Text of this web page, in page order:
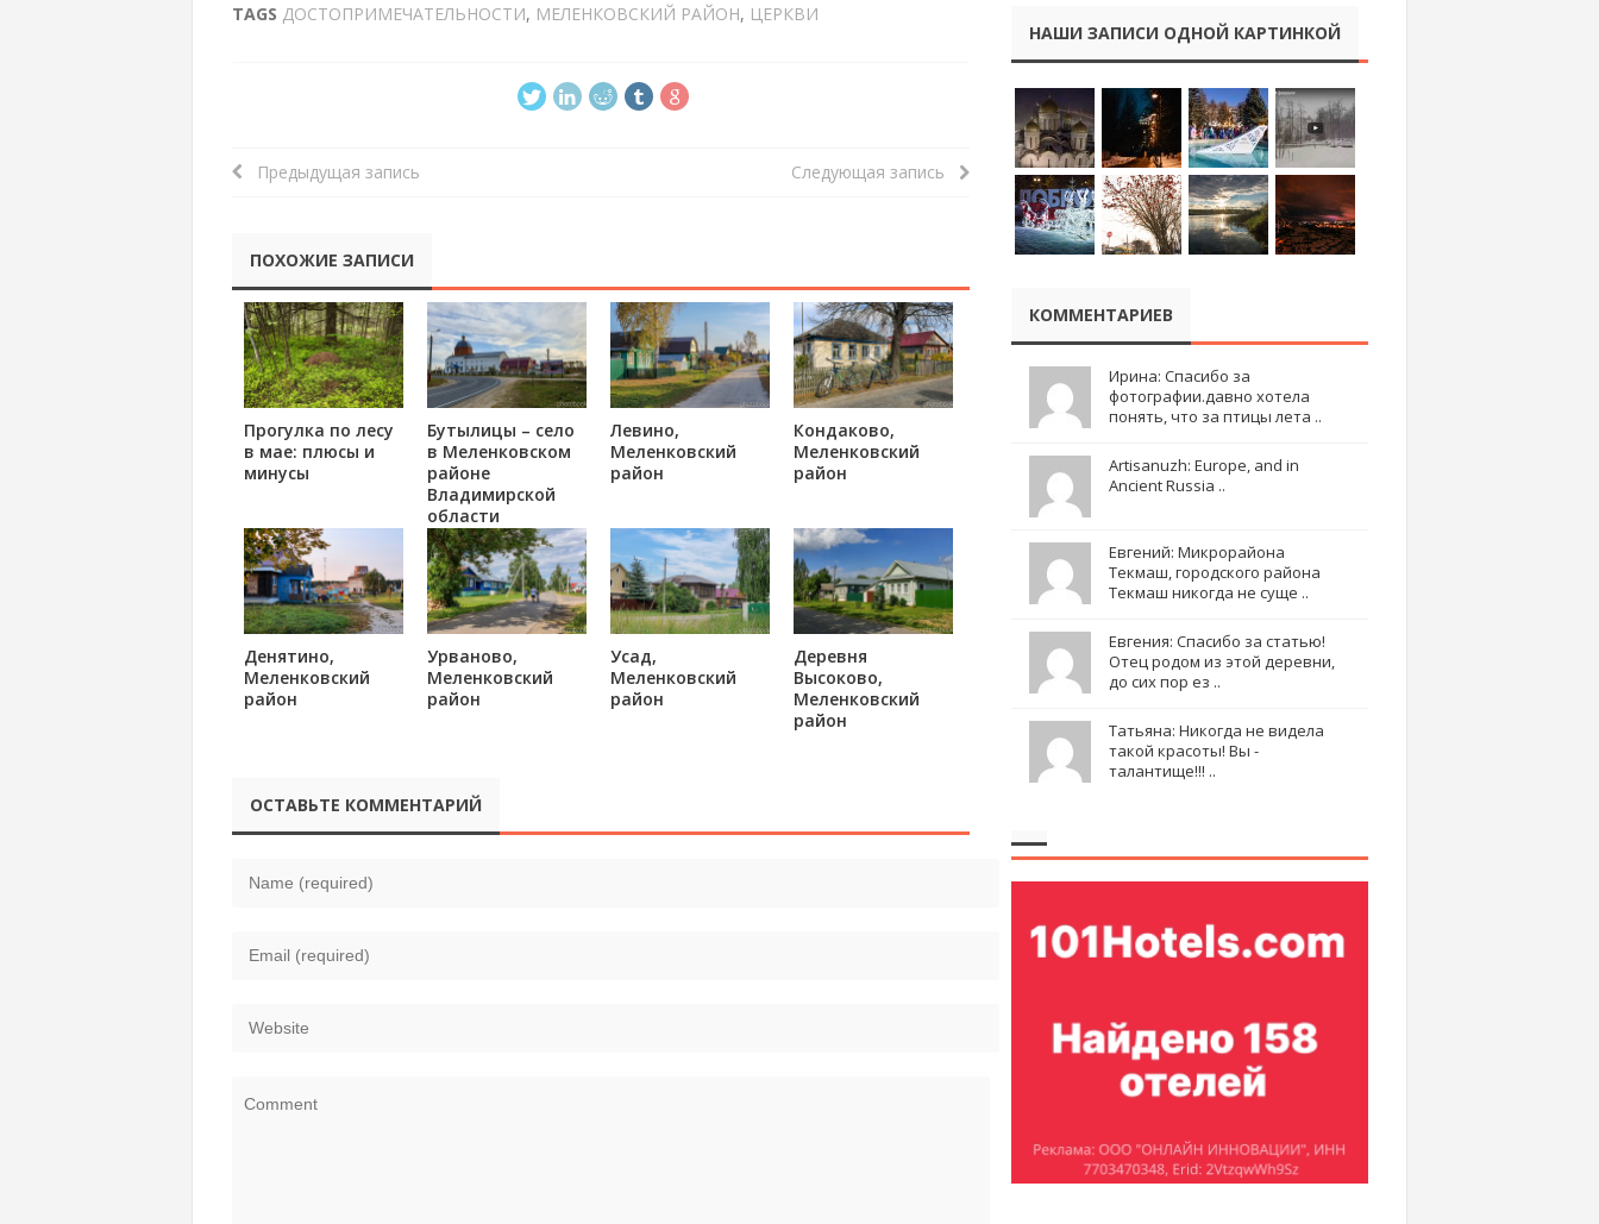
TAGS ДОСТОПРИМЕЧАТЕЛЬНОСТИ, МЕЛЕНКОВСКИЙ РАЙОН, ЦЕРКВИ
Предыдущая запись Следующая запись
ПОХОЖИЕ ЗАПИСИ
Прогулка по лесу
в мае: плюсы и
минусы
Бутылицы – село
в Меленковском
районе
Владимирской
области
Левино,
Меленковский
район
Кондаково,
Меленковский
район
Денятино,
Меленковский
район
Урваново,
Меленковский
район
Усад,
Меленковский
район
Деревня
Высоково,
Меленковский
район
ОСТАВЬТЕ КОММЕНТАРИЙ
НАШИ ЗАПИСИ ОДНОЙ КАРТИНКОЙ
КОММЕНТАРИЕВ
Ирина: Спасибо за
фотографии.давно хотела
понять, что за птицы лета ..
Artisanuzh: Europe, and in
Ancient Russia ..
Евгений: Микрорайона
Текмаш, городского района
Текмаш никогда не суще ..
Евгения: Спасибо за статью!
Отец родом из этой деревни,
до сих пор ез ..
Татьяна: Никогда не видела
такой красоты! Вы -
талантище!!! ..